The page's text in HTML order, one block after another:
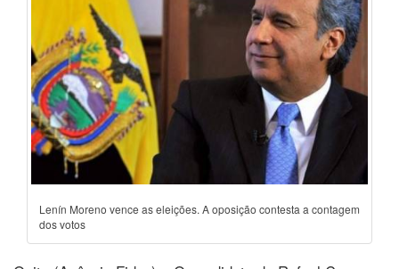
Lenín Moreno vence as eleições. A oposição contesta a contagem
dos votos